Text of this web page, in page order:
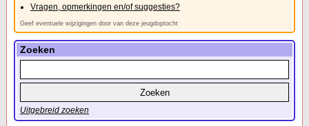
Vragen, opmerkingen en/of suggesties?
Geef eventuele wijzigingen door van deze jeugdoptocht
Zoeken
Uitgebreid zoeken